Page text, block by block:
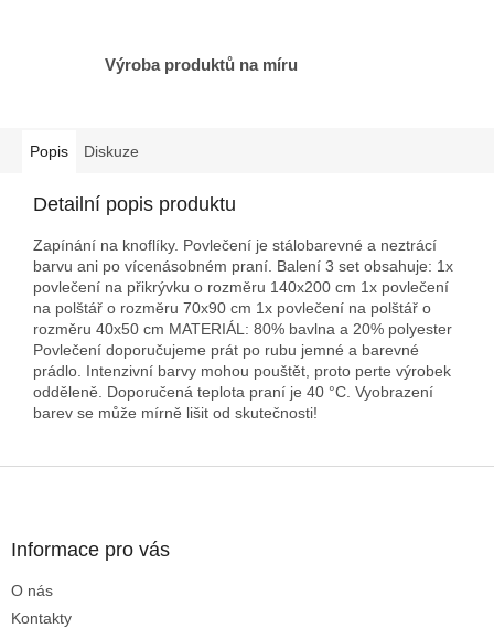
Výroba produktů na míru
Popis Diskuze
Detailní popis produktu
Zapínání na knoflíky. Povlečení je stálobarevné a neztrácí
barvu ani po vícenásobném praní. Balení 3 set obsahuje: 1x
povlečení na přikrývku o rozměru 140x200 cm 1x povlečení
na polštář o rozměru 70x90 cm 1x povlečení na polštář o
rozměru 40x50 cm MATERIÁL: 80% bavlna a 20% polyester
Povlečení doporučujeme prát po rubu jemné a barevné
prádlo. Intenzivní barvy mohou pouštět, proto perte výrobek
odděleně. Doporučená teplota praní je 40 °C. Vyobrazení
barev se může mírně lišit od skutečnosti!
Informace pro vás
O nás
Kontakty